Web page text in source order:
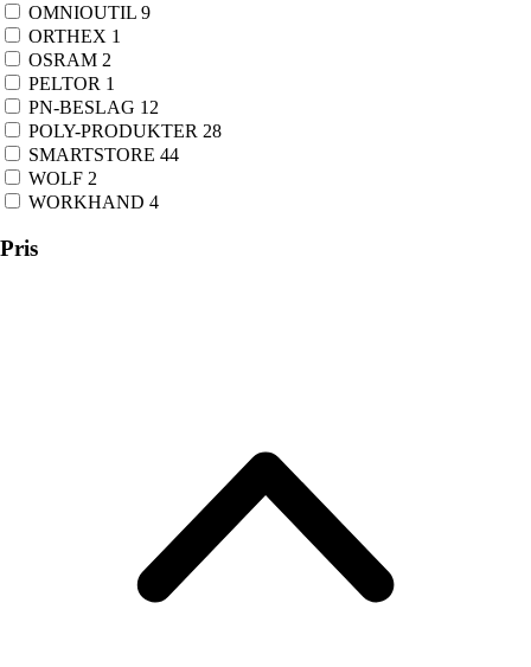
OMNIOUTIL 9
ORTHEX 1
OSRAM 2
PELTOR 1
PN-BESLAG 12
POLY-PRODUKTER 28
SMARTSTORE 44
WOLF 2
WORKHAND 4
Pris